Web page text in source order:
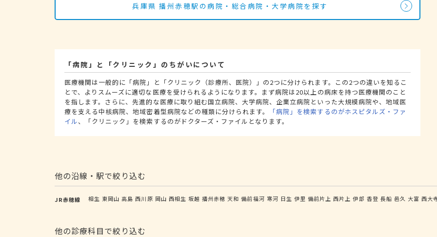
兵庫県 播州赤穂駅の病院・総合病院・大学病院を探す
「病院」と「クリニック」のちがいについて
医療機関は一般的に「病院」と「クリニック（診療所、医院）」の2つに分けられます。この2つの違いを知るこ
とで、よりスムーズに適切な医療を受けられるようになります。まず病院は20以上の病床を持つ医療機関のこと
を指します。さらに、先進的な医療に取り組む国立病院、大学病院、企業立病院といった大規模病院や、地域医
療を支える中核病院、地域密着型病院などの種類に分けられます。
「病院」を検索するのがホスピタルズ・ファ
イル、「クリニック」を検索するのがドクターズ・ファイルとなります。
他の沿線・駅で絞り込む
JR赤穂線 相生 東岡山 高島 西川原 岡山 西相生 坂越 播州赤穂 天和 備前福河 寒河 日生 伊里 備前片上 西片上 伊部 香登 長船 邑久 大富 西大
他の診療科目で絞り込む